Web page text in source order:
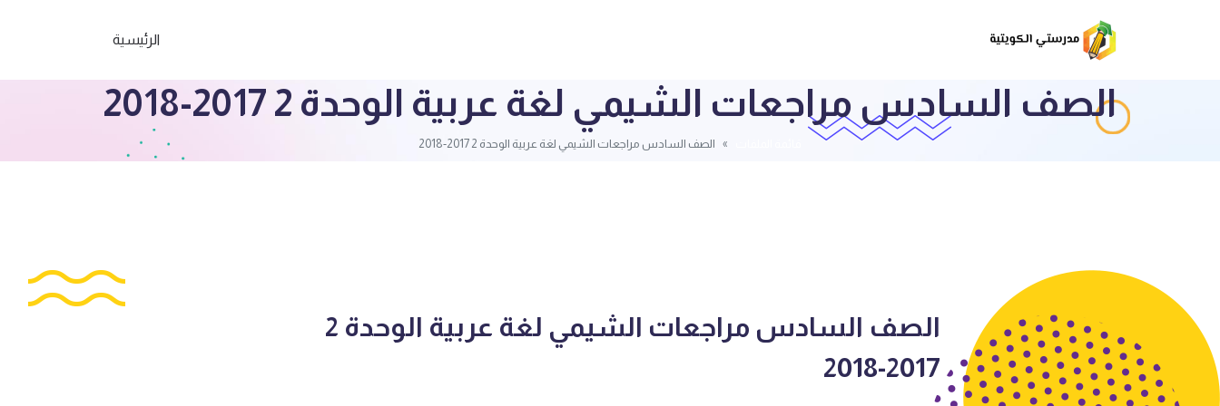
الرئيسية
الصف السادس مراجعات الشيمي لغة عربية الوحدة 2 2017-2018
الصف السادس مراجعات الشيمي لغة عربية الوحدة 2 2017-2018
الصف السادس مراجعات الشيمي لغة عربية الوحدة 2
2017-2018